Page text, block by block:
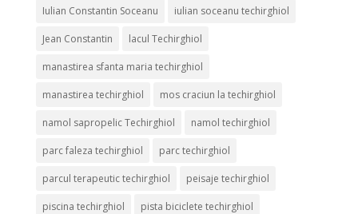
Iulian Constantin Soceanu iulian soceanu techirghiol
Jean Constantin lacul Techirghiol
manastirea sfanta maria techirghiol
manastirea techirghiol mos craciun la techirghiol
namol sapropelic Techirghiol namol techirghiol
parc faleza techirghiol parc techirghiol
parcul terapeutic techirghiol peisaje techirghiol
piscina techirghiol pista biciclete techirghiol